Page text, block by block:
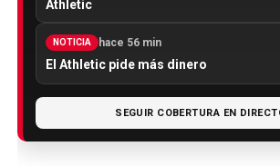
Athletic
NOTICIA hace 56 min
El Athletic pide más dinero
SEGUIR COBERTURA EN